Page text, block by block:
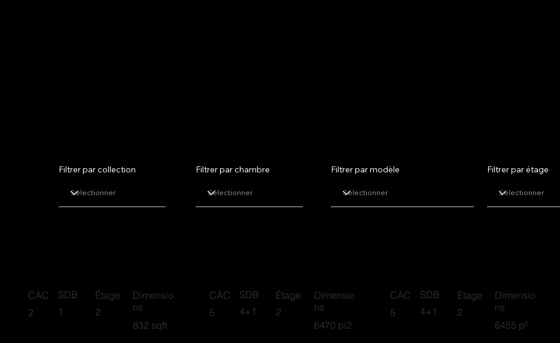
832 sqft
Dimensio
ns
2
Étage
1
SDB
2
CÀC
6470 pi2
Dimensio
ns
2
Étage
4+1
SDB
5
CÀC
6455 p²
Dimensio
ns
2
Étage
4+1
SDB
5
CÀC
Filtrer par chambre
Filtrer par collection Filtrer par étage
Filtrer par modèle